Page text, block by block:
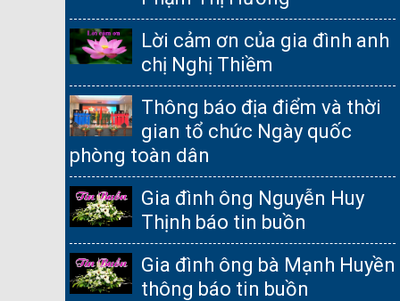
Lời cảm ơn của gia đình anh
chị Nghị Thiềm
Thông báo địa điểm và thời
gian tổ chức Ngày quốc
phòng toàn dân
Gia đình ông Nguyễn Huy
Thịnh báo tin buồn
Gia đình ông bà Mạnh Huyền
thông báo tin buồn